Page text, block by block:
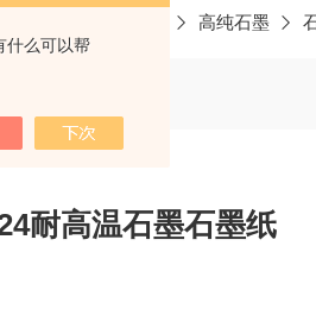
什么可以帮
高纯石墨
耐高温石墨石墨纸